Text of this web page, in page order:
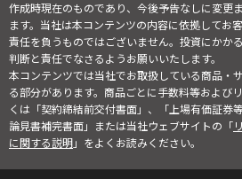
作成時現在のものであり、今後予告なしに変更
ます。当社は本コンテンツの内容に依拠してお
責任を負うものではございません。投資にかか
判断と責任でなさるようお願いいたします。
本コンテンツでは当社でお取扱している商品・
る部分があります。商品ごとに手数料等および
くは「契約締結前交付書面」、「上場有価証券
論見書補完書面」または当社ウェブサイトの「
に関する説明」をよくお読みください。